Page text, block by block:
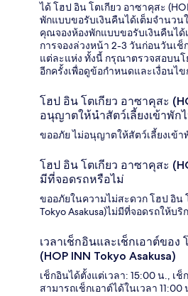
ได้ โฮป อิน โตเกียว อาซาคุสะ
พักแบบขอรับเงินคืนได้เต็มจำนวน
คุณจองห้องพักแบบขอรับเงินคืนไ
การจองล่วงหน้า 2-3 วันก่อนวันเ
แต่ละแห่ง ทั้งนี้ กรุณาตรวจสอบน
อีกครั้งเพื่อดูข้อกำหนดและเงื่อนไข
โฮป อิน โตเกียว อาซาคุสะ
อนุญาตให้นำสัตว์เลี้ยงเข้าพัก
ขออภัย ไม่อนุญาตให้สัตว์เลี้ยงเข้า
โฮป อิน โตเกียว อาซาคุสะ
มีที่จอดรถหรือไม่
ขออภัยในความไม่สะดวก โฮป อิน
Tokyo Asakusa)ไม่มีที่จอดรถให้บริ
เวลาเช็กอินและเช็กเอาต์ของ
(HOP INN Tokyo Asakusa)
เช็กอินได้ตั้งแต่เวลา: 15:00 น., เ
สามารถเช็กเอาต์ได้ในเวลา 11:00